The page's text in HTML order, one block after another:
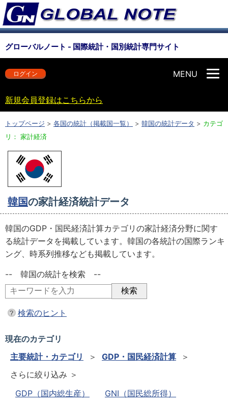
グローバルノート - 国際統計・国別統計専門サイト
MENU
ログイン
新規会員登録はこちらから
トップページ > 各国の統計（掲載国一覧） > 韓国の統計データ > カテゴ
リ： 家計経済
韓国の家計経済統計データ
韓国のGDP・国民経済計算カテゴリの家計経済分野に関す
る統計データを掲載しています。韓国の各統計の国際ランキ
ング、時系列推移なども掲載しています。
-- 韓国の統計を検索 --
検索のヒント
現在のカテゴリ
主要統計・カテゴリ
＞ GDP・国民経済計算 ＞
さらに絞り込み ＞
GDP（国内総生産）
GNI（国民総所得）